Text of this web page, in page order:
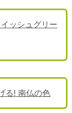
ッシュグリー
る! 南仏の色